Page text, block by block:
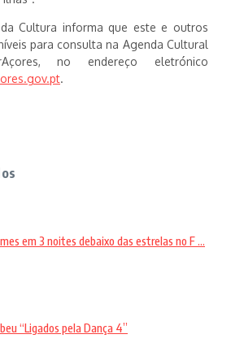
Cultura informa que este e outros
para consulta na Agenda Cultural
no endereço eletrónico
.
em 3 noites debaixo das estrelas no F ...
“Ligados pela Dança 4”